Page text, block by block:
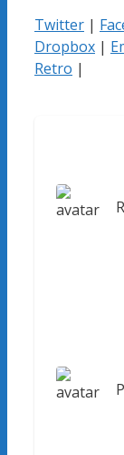
Twitter |
Dropbox |
Retro |